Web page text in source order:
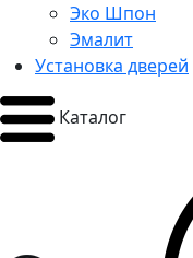
Эко Шпон
Эмалит
Установка дверей
Каталог